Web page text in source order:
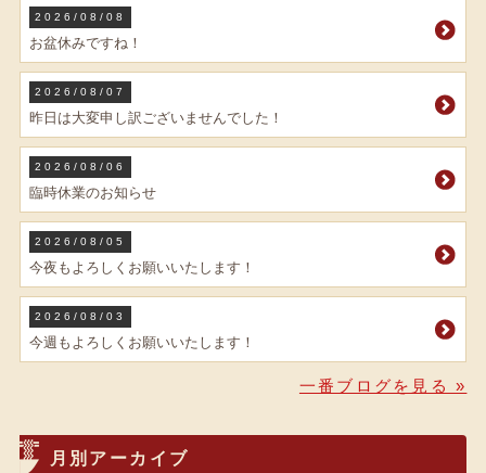
2026/08/08
お盆休みですね！
2026/08/07
昨日は大変申し訳ございませんでした！
2026/08/06
臨時休業のお知らせ
2026/08/05
今夜もよろしくお願いいたします！
2026/08/03
今週もよろしくお願いいたします！
一番ブログを見る »
月別アーカイブ